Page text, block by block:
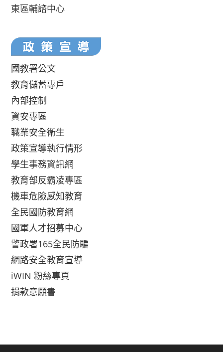
東區輔諮中心
國教署公文
教育儲蓄專戶
內部控制
資安專區
職業安全衛生
政策宣導執行情形
學生事務資訊網
教育部反霸凌專區
機車危險感知教育
全民國防教育網
國軍人才招募中心
警政署165全民防騙
網路安全教育宣導
iWIN 粉絲專頁
捐款意願書